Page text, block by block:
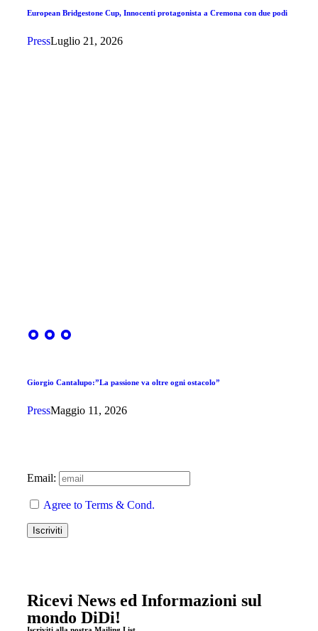
European Bridgestone Cup, Innocenti protagonista a Cremona con due podi
PressLuglio 21, 2026
Giorgio Cantalupo:”La passione va oltre ogni ostacolo”
PressMaggio 11, 2026
Ricevi News ed Informazioni sul
mondo DiDi!
Email:
Agree to Terms & Cond.